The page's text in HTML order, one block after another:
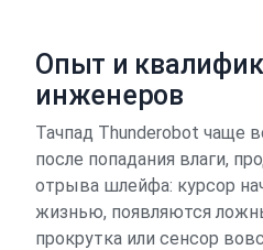
Опыт и
инженеров
Тачпад Thunderobot чаще
после попадания влаги,
отрыва шлейфа: курсор
жизнью, появляются
прокрутка или сенсор